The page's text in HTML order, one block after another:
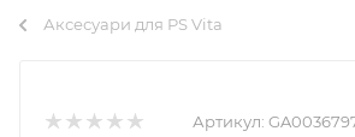
Аксесуари для PS Vita
Артикул: